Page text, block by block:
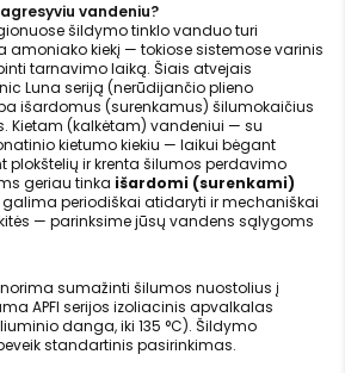
vandeniu?
šildymo tinklo vanduo turi
kiekį — tokiose sistemose varinis
tarnavimo laiką. Šiais atvejais
Luna seriją (nerūdijančio plieno
išardomus (surenkamus) šilumokaičius
Kietam (kalkėtam) vandeniui — su
kietumo kiekiu — laikui bėgant
ir krenta šilumos perdavimo
geriau tinka išardomi (surenkami)
galima periodiškai atidaryti ir mechaniškai
— parinksime jūsų vandens sąlygoms
sumažinti šilumos nuostolius į
APFI serijos izoliacinis apvalkalas
danga, iki 135 °C). Šildymo
standartinis pasirinkimas.